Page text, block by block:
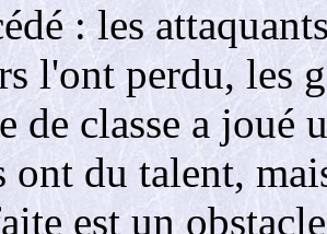
: les
l'ont perdu, les
de classe a joué
ont du talent,
est un